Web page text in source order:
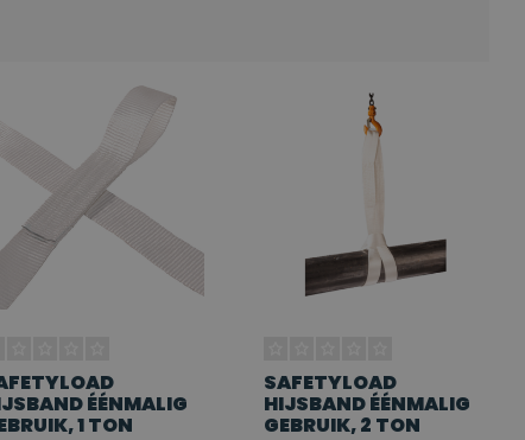
ÉÉNMALIG
1 TON
SAFETYLOAD
HIJSBAND ÉÉNMALIG
GEBRUIK, 2 TON